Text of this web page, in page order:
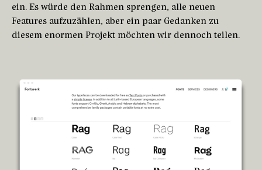
ein. Es würde den Rahmen sprengen, alle neuen
Features aufzuzählen, aber ein paar Gedanken zu
diesem enormen Projekt möchten wir dennoch teilen.